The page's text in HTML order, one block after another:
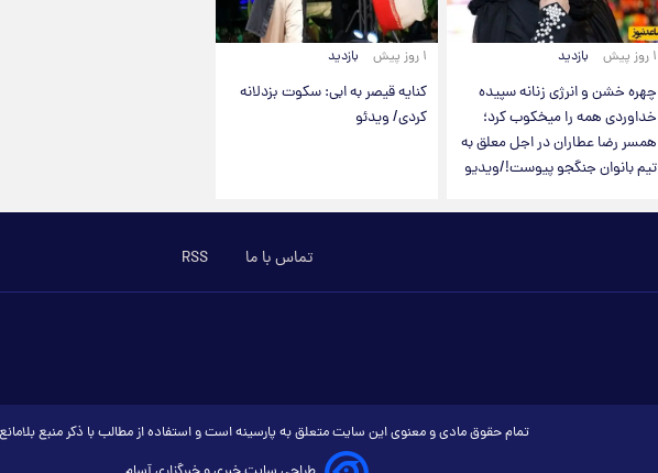
۱ روز پیش بازدید
چهره خشن و انرژی زنانه سپیده
خداوردی همه را میخکوب کرد؛
همسر رضا عطاران در اجل معلق به
تیم بانوان جنگجو پیوست!/ویدیو
۱ روز پیش بازدید
کنایه قیصر به ابی: سکوت بزدلانه
کردی/ ویدئو
تماس با ما RSS
تمام حقوق مادی و معنوی این سایت متعلق به پارسینه است و استفاده از مطالب با ذکر منبع